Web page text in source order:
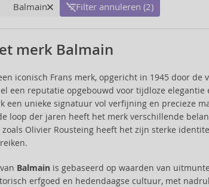
Balmain Filter annuleren (2)
merk Balmain
iconisch Frans merk, opgericht in 1945 door
een reputatie opgebouwd voor tijdloze
een unieke signatuur vol verfijning en precieze
loop der jaren heeft het merk verschillende
Olivier Rousteing heeft het zijn sterke
Balmainis gebaseerd op waarden van
erfgoed en hedendaagse cultuur, met